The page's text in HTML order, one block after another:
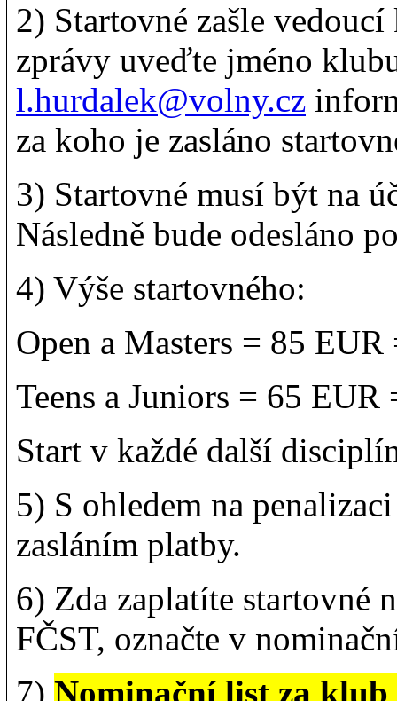
2) Startovné zašle
zprávy uveďte jméno
l.hurdalek@volny.cz
za koho je zasláno
3) Startovné musí být na
Následně bude odesláno
4) Výše startovného:
Open a Masters = 85
Teens a Juniors = 65
Start v každé další
5) S ohledem na
zasláním platby.
6) Zda zaplatíte startovné
FČST, označte v
7) Nominační list za